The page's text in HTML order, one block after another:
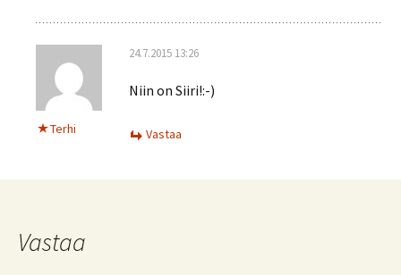
Terhi
24.7.2015 13:26
Niin on Siiri!:-)
Vastaa
Vastaa